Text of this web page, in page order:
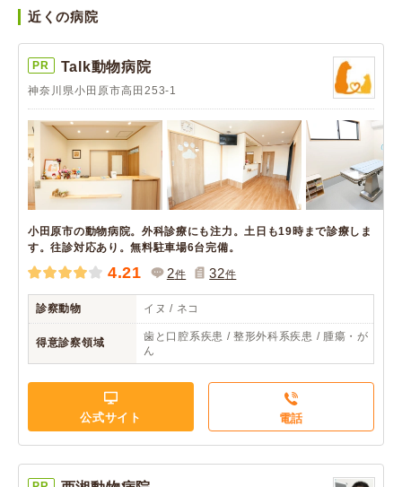
近くの病院
PR Talk動物病院
神奈川県小田原市高田253-1
小田原市の動物病院。外科診療にも注力。土日も19時まで診療しま
す。往診対応あり。無料駐車場6台完備。
4.21 2件 32件
診察動物 イヌ / ネコ
得意診察領域
歯と口腔系疾患 / 整形外科系疾患 / 腫瘍・が
ん
公式サイト 電話